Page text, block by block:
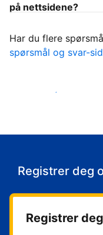
på nettsidene?
Har du flere
spørsmål og svar-
Ta imot gjestene
Registrer deg
Registrer